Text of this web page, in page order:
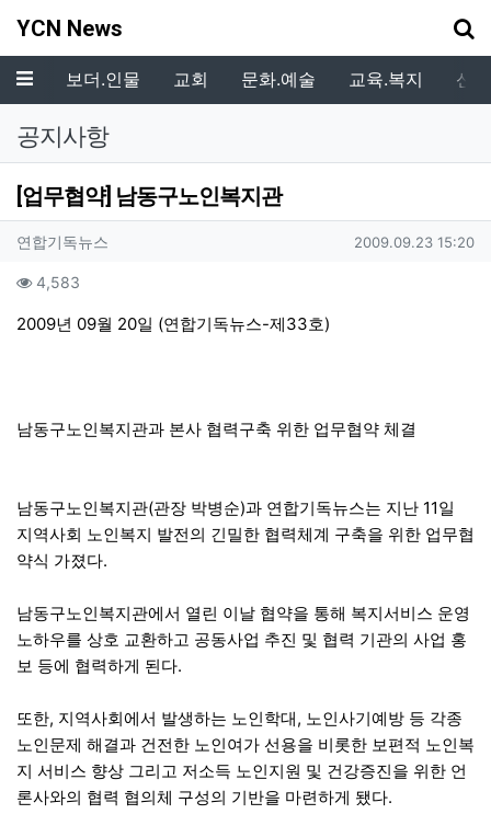
YCN News
메뉴 보더.인물 교회 문화.예술 교육.복지 신
공지사항
[업무협약] 남동구노인복지관
작성자 정보
연합기독뉴스 작성일
2009.09.23 15:20
컨텐츠 정보
4,583
본문
2009년 09월 20일 (연합기독뉴스-제33호)
남동구노인복지관과 본사 협력구축 위한 업무협약 체결
남동구노인복지관(관장 박병순)과 연합기독뉴스는 지난 11일
지역사회 노인복지 발전의 긴밀한 협력체계 구축을 위한 업무협
약식 가졌다.
남동구노인복지관에서 열린 이날 협약을 통해 복지서비스 운영
노하우를 상호 교환하고 공동사업 추진 및 협력 기관의 사업 홍
보 등에 협력하게 된다.
또한, 지역사회에서 발생하는 노인학대, 노인사기예방 등 각종
노인문제 해결과 건전한 노인여가 선용을 비롯한 보편적 노인복
지 서비스 향상 그리고 저소득 노인지원 및 건강증진을 위한 언
론사와의 협력 협의체 구성의 기반을 마련하게 됐다.